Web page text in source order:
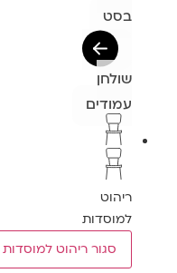
בסט
שולחן
עמודים
ריהוט
למוסדות
סגור ריהוט למוסדות